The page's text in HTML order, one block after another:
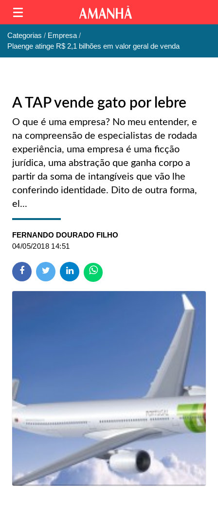
Categorias
Empresa
Plaenge atinge R$ 2,1 bilhões em valor geral de venda
A TAP vende gato por lebre
O que é uma empresa? No meu entender, e
na compreensão de especialistas de rodada
experiência, uma empresa é uma ficção
jurídica, uma abstração que ganha corpo a
partir da soma de intangíveis que vão lhe
conferindo identidade. Dito de outra forma,
el...
FERNANDO DOURADO FILHO
04/05/2018 14:51